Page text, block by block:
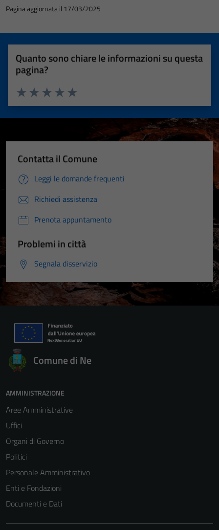
Pagina aggiornata il 17/03/2025
Quanto sono chiare le informazioni su questa
pagina?
Valuta 5 stelle su 5
Valuta 4 stelle su 5
Valuta 3 stelle su 5
Valuta 2 stelle su 5
Valuta 1 stelle su 5
Contatta il Comune
Leggi le domande frequenti
Richiedi assistenza
Prenota appuntamento
Problemi in città
Segnala disservizio
Comune di Ne
AMMINISTRAZIONE
Aree Amministrative
Uffici
Organi di Governo
Politici
Personale Amministrativo
Enti e Fondazioni
Documenti e Dati